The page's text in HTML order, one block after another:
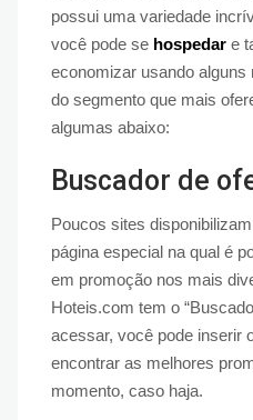
possui uma variedade
você pode se hospedar e
economizar usando
do segmento que mais
algumas abaixo:
Buscador de
Poucos sites
página especial na qual é
em promoção nos mais
Hoteis.com tem o
acessar, você pode inserir
encontrar as melhores
momento, caso haja.